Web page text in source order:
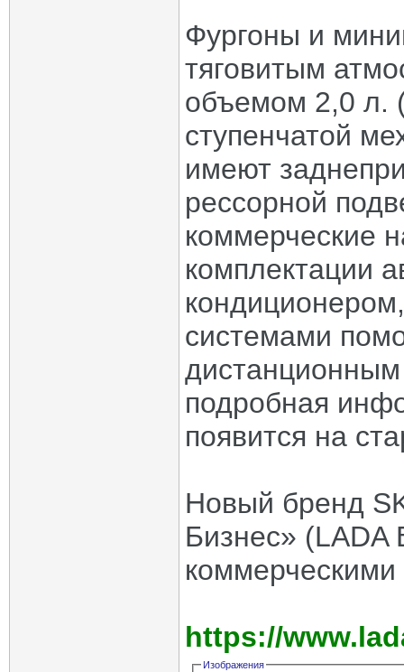
Фургоны и
тяговитым
объемом 2,0 л.
ступенчатой
имеют
рессорной
коммерческие
комплектации
системами
дистанционным
подробная
появится на
Новый бренд
Бизнес» (LADA
https://
Изображения